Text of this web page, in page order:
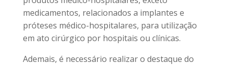
medicamentos, relacionados a implantes e
próteses médico-hospitalares, para utilização
em ato cirúrgico por hospitais ou clínicas.
Ademais, é necessário realizar o destaque do